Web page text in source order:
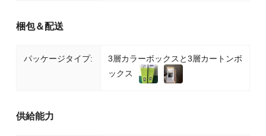
梱包＆配送
パッケージタイプ:
3層カラーボックスと3層カートンボ
ックス
供給能力